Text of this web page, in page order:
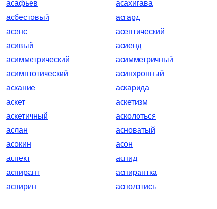
асафьев
асахигава
асбестовый
асгард
асенс
асептический
асивый
асиенд
асимметрический
асимметричный
асимптотический
асинхронный
аскание
аскарида
аскет
аскетизм
аскетичный
асколоться
аслан
асноватый
асокин
асон
аспект
аспид
аспирант
аспирантка
аспирин
асползтись